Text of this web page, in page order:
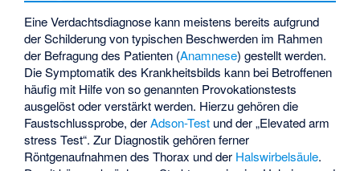
Eine Verdachtsdiagnose kann meistens bereits aufgrund
der Schilderung von typischen Beschwerden im Rahmen
der Befragung des Patienten (Anamnese) gestellt werden.
Die Symptomatik des Krankheitsbilds kann bei Betroffenen
häufig mit Hilfe von so genannten Provokationstests
ausgelöst oder verstärkt werden. Hierzu gehören die
Faustschlussprobe, derAdson-Test und der „Elevated arm
stress Test“. Zur Diagnostik gehören ferner
Röntgenaufnahmen des Thorax und der Halswirbelsäule.